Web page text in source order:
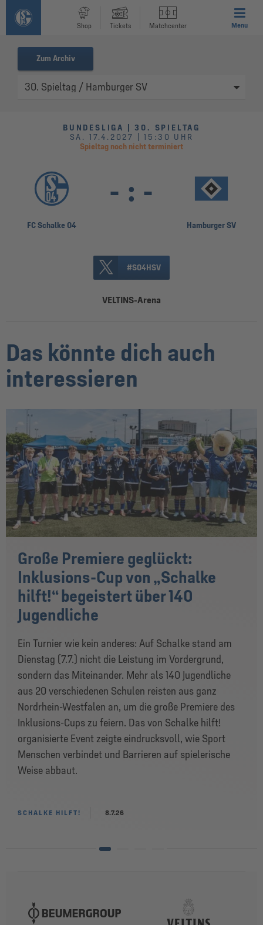
Shop Tickets Matchcenter Menu
Zum Archiv
BUNDESLIGA | 30. SPIELTAG
SA. 17.4.2027 | 15:30 UHR
Spieltag noch nicht terminiert
FC Schalke 04
- : -
Hamburger SV
#S04HSV
VELTINS-Arena
Das könnte dich auch
interessieren
Große Premiere geglückt:
Inklusions-Cup von „Schalke
hilft!“ begeistert über 140
Jugendliche
Ein Turnier wie kein anderes: Auf Schalke stand am
Dienstag (7.7.) nicht die Leistung im Vordergrund,
sondern das Miteinander. Mehr als 140 Jugendliche
aus 20 verschiedenen Schulen reisten aus ganz
Nordrhein-Westfalen an, um die große Premiere des
Inklusions-Cups zu feiern. Das von Schalke hilft!
organisierte Event zeigte eindrucksvoll, wie Sport
Menschen verbindet und Barrieren auf spielerische
Weise abbaut.
SCHALKE HILFT! 8.7.26